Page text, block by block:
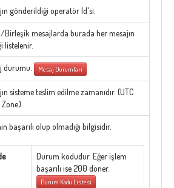
gönderildiği operatör Id'si.
Birleşik mesajlarda burada her mesajın
listelenir.
durumu. Mesaj Durumları
sisteme teslim edilme zamanıdır. (UTC
başarılı olup olmadığı bilgisidir.
Durum kodudur. Eğer işlem
başarılı ise 200 döner.
Durum Kodu Listesi